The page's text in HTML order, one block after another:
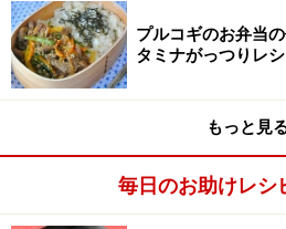
使用したネタは、海苔を巻いた
薄切りきゅうりのカニカマのせ
した大根のタラコのせ、マグ
他に、レモン、カモミール、パ
の茎を茹でて結んだものを使用
プルコギのお弁当
タミナがっつりレ
もっと見
毎日のお助けレシ